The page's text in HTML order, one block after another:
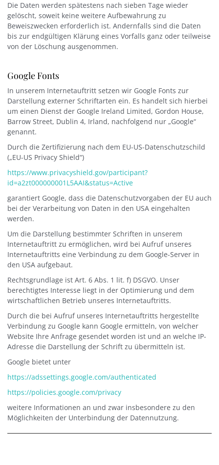
Die Daten werden spätestens nach sieben Tage wieder
gelöscht, soweit keine weitere Aufbewahrung zu
Beweiszwecken erforderlich ist. Andernfalls sind die Daten
bis zur endgültigen Klärung eines Vorfalls ganz oder teilweise
von der Löschung ausgenommen.
Google Fonts
In unserem Internetauftritt setzen wir Google Fonts zur
Darstellung externer Schriftarten ein. Es handelt sich hierbei
um einen Dienst der Google Ireland Limited, Gordon House,
Barrow Street, Dublin 4, Irland, nachfolgend nur „Google“
genannt.
Durch die Zertifizierung nach dem EU-US-Datenschutzschild
(„EU-US Privacy Shield“)
https://www.privacyshield.gov/participant?
id=a2zt000000001L5AAI&status=Active
garantiert Google, dass die Datenschutzvorgaben der EU auch
bei der Verarbeitung von Daten in den USA eingehalten
werden.
Um die Darstellung bestimmter Schriften in unserem
Internetauftritt zu ermöglichen, wird bei Aufruf unseres
Internetauftritts eine Verbindung zu dem Google-Server in
den USA aufgebaut.
Rechtsgrundlage ist Art. 6 Abs. 1 lit. f) DSGVO. Unser
berechtigtes Interesse liegt in der Optimierung und dem
wirtschaftlichen Betrieb unseres Internetauftritts.
Durch die bei Aufruf unseres Internetauftritts hergestellte
Verbindung zu Google kann Google ermitteln, von welcher
Website Ihre Anfrage gesendet worden ist und an welche IP-
Adresse die Darstellung der Schrift zu übermitteln ist.
Google bietet unter
https://adssettings.google.com/authenticated
https://policies.google.com/privacy
weitere Informationen an und zwar insbesondere zu den
Möglichkeiten der Unterbindung der Datennutzung.